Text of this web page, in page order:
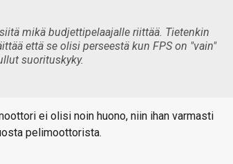
mikä budjettipelaajalle riittää. Tietenkin
että se olisi perseestä kun FPS on "vain"
suorituskyky.
ei olisi noin huono, niin ihan varmasti
pelimoottorista.